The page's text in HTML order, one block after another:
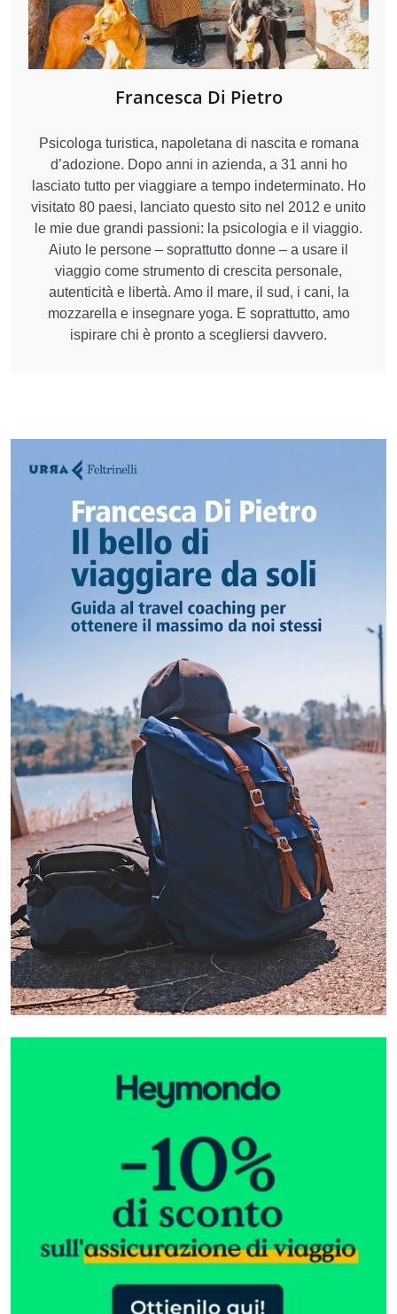
Francesca Di Pietro
Psicologa turistica, napoletana di nascita e romana
d’adozione. Dopo anni in azienda, a 31 anni ho
lasciato tutto per viaggiare a tempo indeterminato. Ho
visitato 80 paesi, lanciato questo sito nel 2012 e unito
le mie due grandi passioni: la psicologia e il viaggio.
Aiuto le persone – soprattutto donne – a usare il
viaggio come strumento di crescita personale,
autenticità e libertà. Amo il mare, il sud, i cani, la
mozzarella e insegnare yoga. E soprattutto, amo
ispirare chi è pronto a scegliersi davvero.